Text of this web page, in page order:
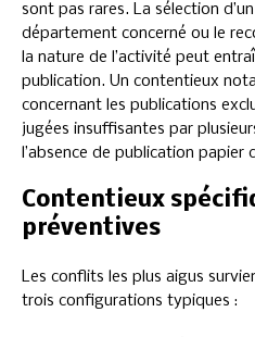
sont pas rares. La sélection
département concerné ou le
la nature de l’activité peut
publication. Un contentieux
concernant les publications
jugées insuffisantes par
l’absence de publication papier
Contentieux
préventives
Les conflits les plus aigus
trois configurations typiques :